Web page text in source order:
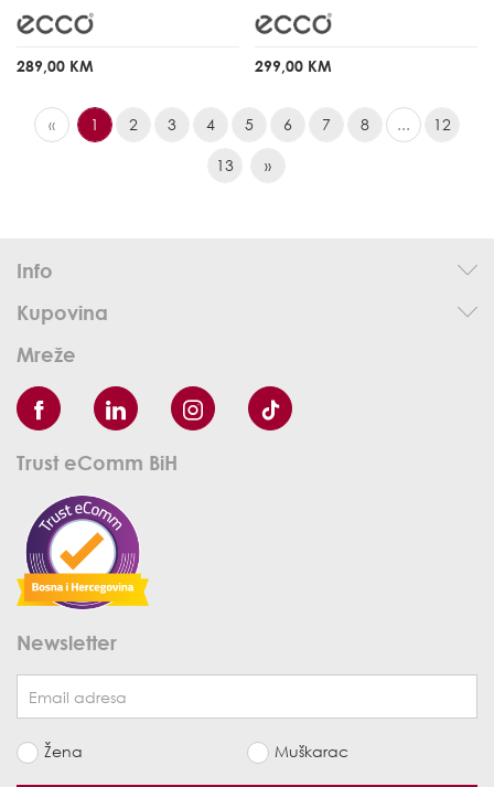
289,00 KM 299,00 KM
« 1 2 3 4 5 6 7 8 ... 12
13 »
Info
Kupovina
Mreže
Trust eComm BiH
Newsletter
Žena Muškarac